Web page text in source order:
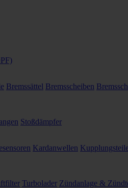
Bremssättel Bremsscheiben
Stoßdämpfer
Kardanwellen
Turbolader Zündanlage &